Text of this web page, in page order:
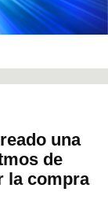
una
de
la compra